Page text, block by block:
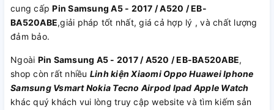
cung cấpPin Samsung A5 - 2017 / A520 / EB-
BA520ABE,giải pháp tốt nhất, giá cả hợp lý , và chất lượng
đảm bảo.
Ngoài Pin Samsung A5 - 2017 / A520 / EB-BA520ABE,
shop còn rất nhiều Linh kiệnXiaomi Oppo HuaweiIphone
Samsung Vsmart Nokia Tecno Airpod Ipad Apple Watch
khác quý khách vui lòng truy cập website và tìm kiếm sản